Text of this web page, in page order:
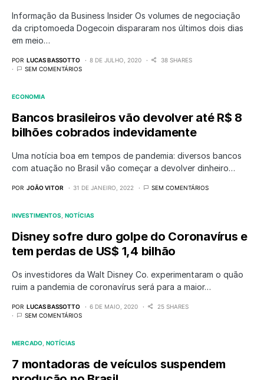
Informação da Business Insider Os volumes de negociação
da criptomoeda Dogecoin dispararam nos últimos dois dias
em meio…
POR LUCAS BASSOTTO 8 DE JULHO, 2020
38 SHARES
SEM COMENTÁRIOS
ECONOMIA
Bancos brasileiros vão devolver até R$ 8
bilhões cobrados indevidamente
Uma notícia boa em tempos de pandemia: diversos bancos
com atuação no Brasil vão começar a devolver dinheiro…
POR JOÃO VITOR 31 DE JANEIRO, 2022 SEM COMENTÁRIOS
INVESTIMENTOS NOTÍCIAS
Disney sofre duro golpe do Coronavírus e
tem perdas de US$ 1,4 bilhão
Os investidores da Walt Disney Co. experimentaram o quão
ruim a pandemia de coronavírus será para a maior…
POR LUCAS BASSOTTO 6 DE MAIO, 2020
25 SHARES
SEM COMENTÁRIOS
MERCADO NOTÍCIAS
7 montadoras de veículos suspendem